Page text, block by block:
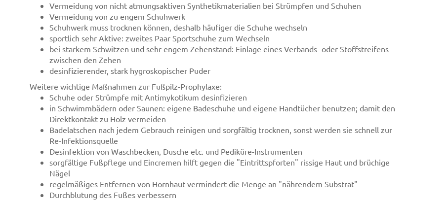
Vermeidung von nicht atmungsaktiven Synthetikmaterialien bei Strümpfen und Schuhen
Vermeidung von zu engem Schuhwerk
Schuhwerk muss trocknen können, deshalb häufiger die Schuhe wechseln
sportlich sehr Aktive: zweites Paar Sportschuhe zum Wechseln
bei starkem Schwitzen und sehr engem Zehenstand: Einlage eines Verbands- oder Stoffstreifens
zwischen den Zehen
desinfizierender, stark hygroskopischer Puder
Weitere wichtige Maßnahmen zur Fußpilz-Prophylaxe:
Schuhe oder Strümpfe mit Antimykotikum desinfizieren
in Schwimmbädern oder Saunen: eigene Badeschuhe und eigene Handtücher benutzen; damit den
Direktkontakt zu Holz vermeiden
Badelatschen nach jedem Gebrauch reinigen und sorgfältig trocknen, sonst werden sie schnell zur
Re-Infektionsquelle
Desinfektion von Waschbecken, Dusche etc. und Pediküre-Instrumenten
sorgfältige Fußpflege und Eincremen hilft gegen die "Eintrittspforten" rissige Haut und brüchige
Nägel
regelmäßiges Entfernen von Hornhaut vermindert die Menge an "nährendem Substrat"
Durchblutung des Fußes verbessern